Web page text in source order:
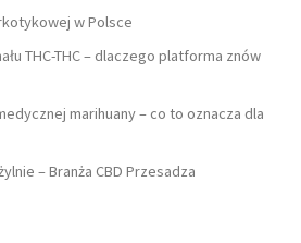
w Polsce
THC-THC – dlaczego platforma znów
marihuany – co to oznacza dla
– Branża CBD Przesadza